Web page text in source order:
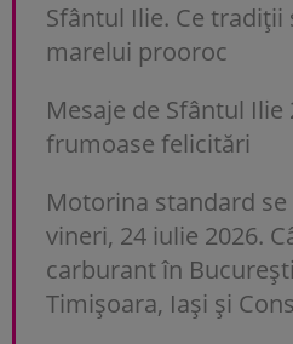
Sfântul Ilie. Ce tradiții
marelui prooroc
Mesaje de Sfântul Ilie
frumoase felicitări
Motorina standard
vineri, 24 iulie 2026.
carburant în
Timișoara, Iași și